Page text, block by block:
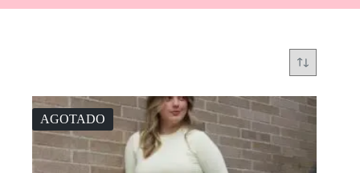
AGOTADO